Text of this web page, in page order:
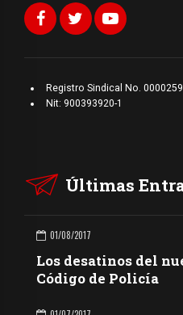
Registro Sindical No.
Nit: 900393920-1
Últimas
01/08/2017
Los desatinos del
Código de Policía